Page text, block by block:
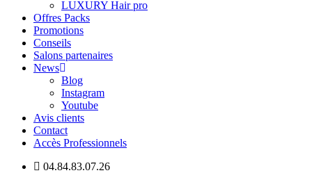
LUXURY Hair pro
Offres Packs
Promotions
Conseils
Salons partenaires
News
Blog
Instagram
Youtube
Avis clients
Contact
Accès Professionnels
04.84.83.07.26